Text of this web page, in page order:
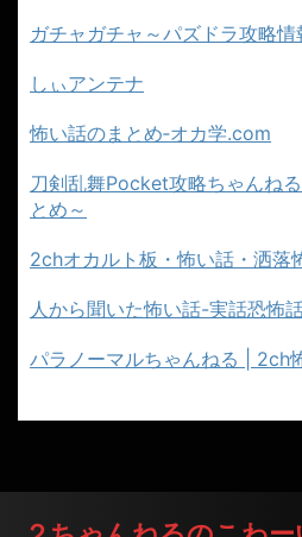
ガチャガチャ～パズドラ攻略情
しぃアンテナ
怖い話のまとめ‐オカ学.com
刀剣乱舞Pocket攻略ちゃんね
とめ～
2chオカルト板・怖い話・洒落
人から聞いた怖い話-実話恐怖
パラノーマルちゃんねる | 2ch